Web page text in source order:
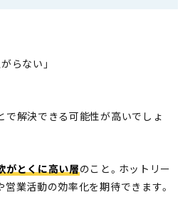
らない」
で解決できる可能性が高いでしょ
がとくに高い層のこと。ホットリー
業活動の効率化を期待できます。